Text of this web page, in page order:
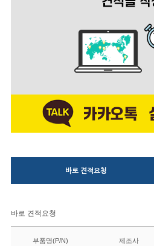
바로 견적요청
바로 견적요청
부품명(P/N) 제조사